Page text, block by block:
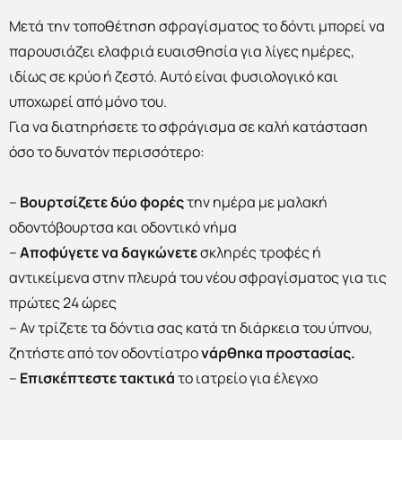
Μετά την τοποθέτηση σφραγίσματος το δόντι μπορεί να
παρουσιάζει ελαφριά ευαισθησία για λίγες ημέρες,
ιδίως σε κρύο ή ζεστό. Αυτό είναι φυσιολογικό και
υποχωρεί από μόνο του.
Για να διατηρήσετε το σφράγισμα σε καλή κατάσταση
όσο το δυνατόν περισσότερο:
– Βουρτσίζετεδύο φορέςτην ημέρα με μαλακή
οδοντόβουρτσα και οδοντικό νήμα
–Αποφύγετε να δαγκώνετεσκληρές τροφές ή
αντικείμενα στην πλευρά του νέου σφραγίσματος για τις
πρώτες 24 ώρες
– Αν τρίζετε τα δόντια σας κατά τη διάρκεια του ύπνου,
ζητήστε από τον οδοντίατρονάρθηκα προστασίας.
– Επισκέπτεστε τακτικάτο ιατρείο για έλεγχο